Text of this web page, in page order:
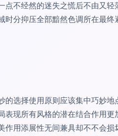
不经然的迷失之慌后不由又
分抑压全部黯然色调所在最
选择使用原则应该集中巧妙
现所有风格的潜在结合作用
用添展性无间兼具却不不会